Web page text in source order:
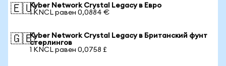
🇪🇺Kyber Network Crystal Legacy в Евро
1 KNCL равен 0,0884 €
🇬🇧Kyber Network Crystal Legacy в Британский фунт
стерлингов
1 KNCL равен 0,0758 £